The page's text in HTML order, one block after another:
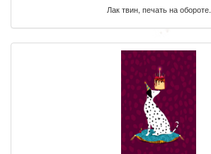
Лак твин, печать на обороте.